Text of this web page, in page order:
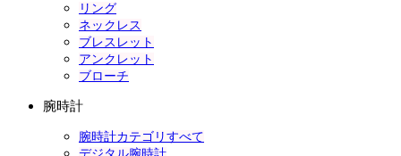
リング
ネックレス
ブレスレット
アンクレット
ブローチ
腕時計
腕時計カテゴリすべて